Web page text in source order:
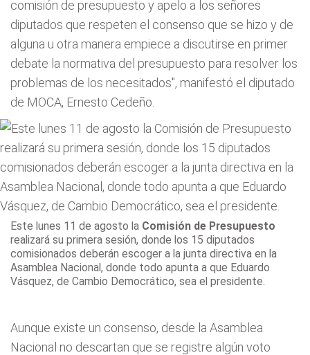
comisión de presupuesto y apelo a los señores
diputados que respeten el consenso que se hizo y de
alguna u otra manera empiece a discutirse en primer
debate la normativa del presupuesto para resolver los
problemas de los necesitados", manifestó el diputado
de MOCA, Ernesto Cedeño.
Este lunes 11 de agosto la Comisión de Presupuesto
realizará su primera sesión, donde los 15 diputados
comisionados deberán escoger a la junta directiva en la
Asamblea Nacional, donde todo apunta a que Eduardo
Vásquez, de Cambio Democrático, sea el presidente.
Aunque existe un consenso, desde la Asamblea
Nacional no descartan que se registre algún voto